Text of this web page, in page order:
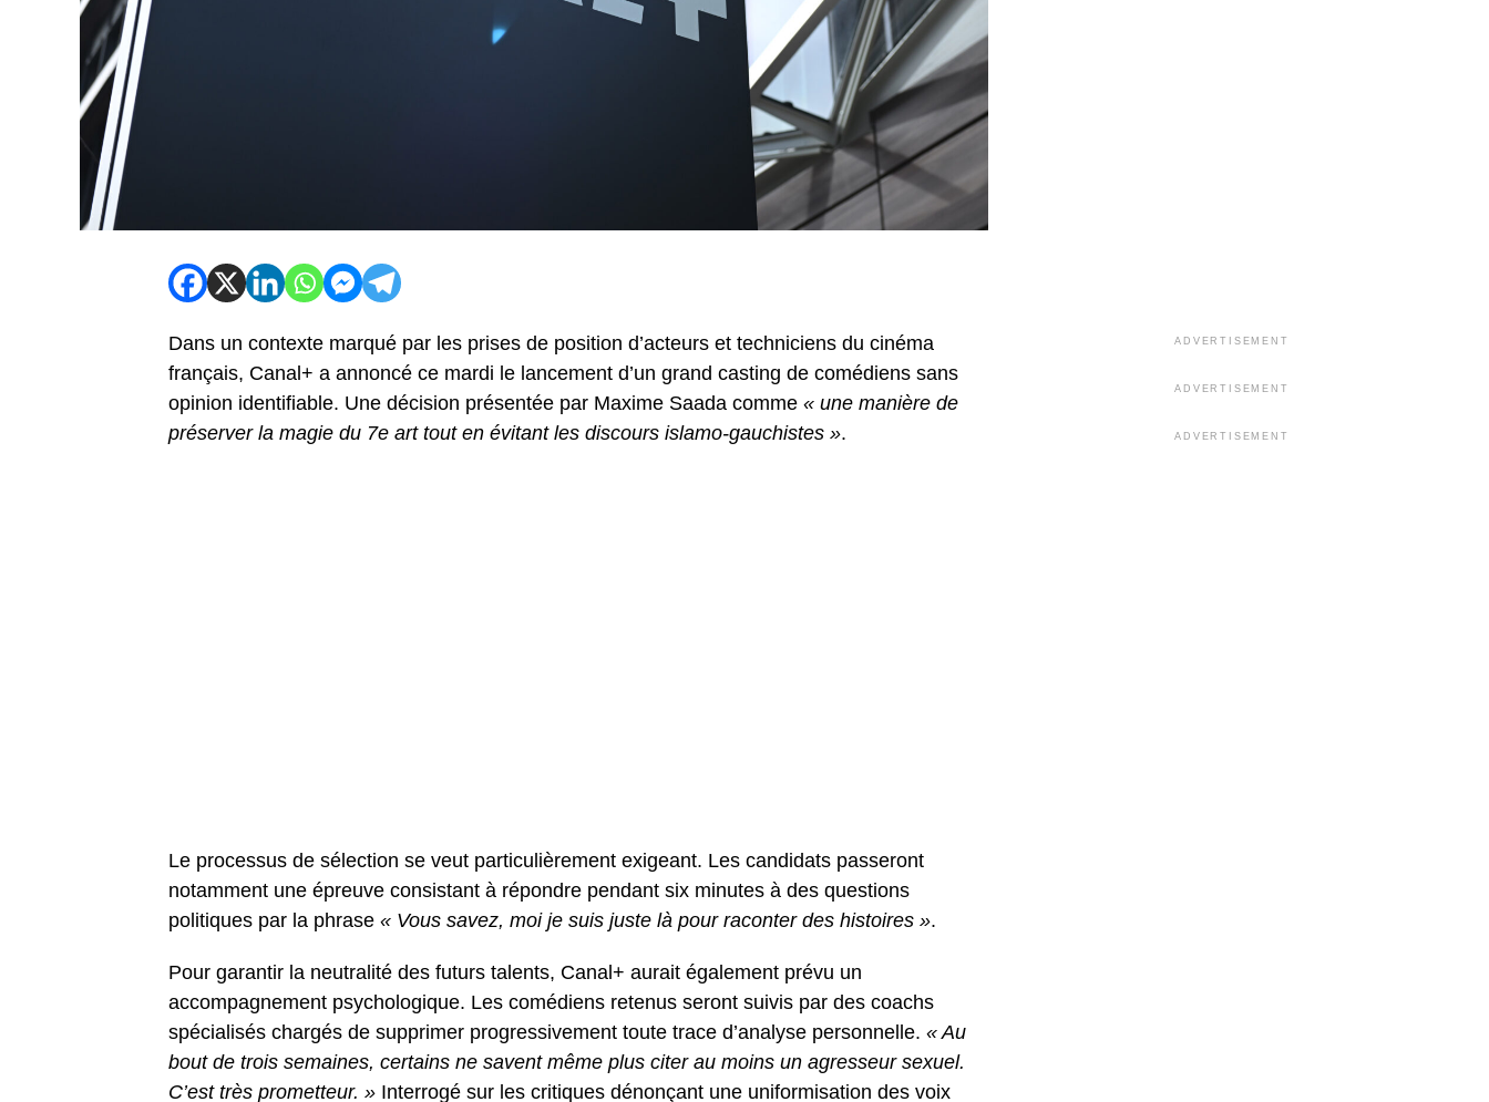
Dans un contexte marqué par les prises de position d’acteurs et techniciens du cinéma
français, Canal+ a annoncé ce mardi le lancement d’un grand casting de comédiens sans
opinion identifiable. Une décision présentée par Maxime Saada comme « une manière de
préserver la magie du 7e art tout en évitant les discours islamo-gauchistes ».
Le processus de sélection se veut particulièrement exigeant. Les candidats passeront
notamment une épreuve consistant à répondre pendant six minutes à des questions
politiques par la phrase « Vous savez, moi je suis juste là pour raconter des histoires ».
Pour garantir la neutralité des futurs talents, Canal+ aurait également prévu un
accompagnement psychologique. Les comédiens retenus seront suivis par des coachs
spécialisés chargés de supprimer progressivement toute trace d’analyse personnelle. « Au
bout de trois semaines, certains ne savent même plus citer au moins un agresseur sexuel.
C’est très prometteur. » Interrogé sur les critiques dénonçant une uniformisation des voix
ADVERTISEMENT
ADVERTISEMENT
ADVERTISEMENT